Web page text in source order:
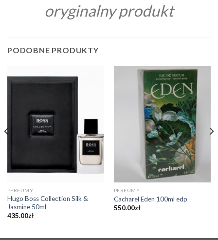
oryginalny produkt
PODOBNE PRODUKTY
PERFUMY
Hugo Boss Collection Silk &
Jasmine 50ml
435.00zł
PERFUMY
Cacharel Eden 100ml edp
550.00zł